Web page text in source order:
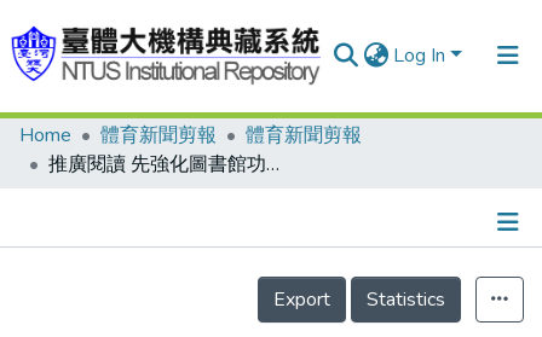
Log In
Communities & Collections
Home 體育新聞剪報
體育新聞剪報
推廣閱讀 先強化圖書館功能 除營造溫馨寧靜閱讀環境外 尤應培育兒童資訊素養 亟賴專精的館員與教師配合
Details
Export
Statistics